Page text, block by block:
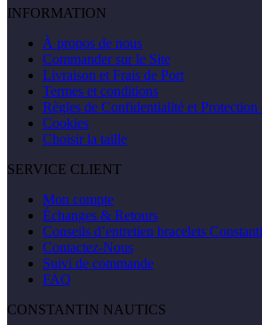
INFORMATION
À propos de nous
Commander sur le Site
Livraison et Frais de Port
Termes et conditions
Règles de Confidentialité et
Cookies
Choisir la taille
SERVICE CLIENT
Mon compte
Échanges & Retours
Conseils d’entretien bracelets
Contactez-Nous
Suivi de commande
FAQ
CONSTANTIN NAUTICS